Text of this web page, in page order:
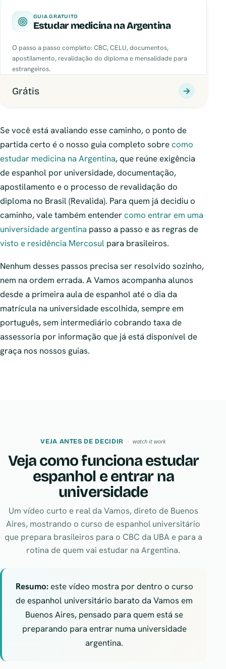
GUIA GRATUITO
Estudar medicina na Argentina
O passo a passo completo: CBC, CELU, documentos,
apostilamento, revalidação do diploma e mensalidade para
estrangeiros.
Grátis →
Se você está avaliando esse caminho, o ponto de
partida certo é o nosso guia completo sobrecomo
estudar medicina na Argentina, que reúne exigência
de espanhol por universidade, documentação,
apostilamento e o processo de revalidação do
diploma no Brasil (Revalida). Para quem já decidiu o
caminho, vale também entendercomo entrar em uma
universidade argentina passo a passo e as regras de
visto e residência Mercosul para brasileiros.
Nenhum desses passos precisa ser resolvido sozinho,
nem na ordem errada. A Vamos acompanha alunos
desde a primeira aula de espanhol até o dia da
matrícula na universidade escolhida, sempre em
português, sem intermediário cobrando taxa de
assessoria por informação que já está disponível de
graça nos nossos guias.
VEJA ANTES DE DECIDIR watch it work
Veja como funciona estudar
espanhol e entrar na
universidade
Um vídeo curto e real da Vamos, direto de Buenos
Aires, mostrando o curso de espanhol universitário
que prepara brasileiros para o CBC da UBA e para a
rotina de quem vai estudar na Argentina.
Resumo:este vídeo mostra por dentro o curso
de espanhol universitário barato da Vamos em
Buenos Aires, pensado para quem está se
preparando para entrar numa universidade
argentina.